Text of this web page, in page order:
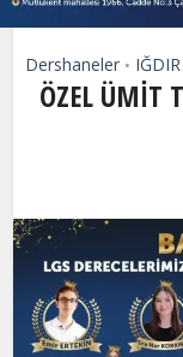
Dershaneler •
ÖZEL ÜMİT